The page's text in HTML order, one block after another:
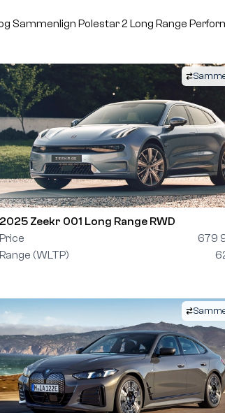
Sammenlign Polestar 2 Long Range
2025 Zeekr 001 Long Range RWD
Price
679
Range (WLTP)